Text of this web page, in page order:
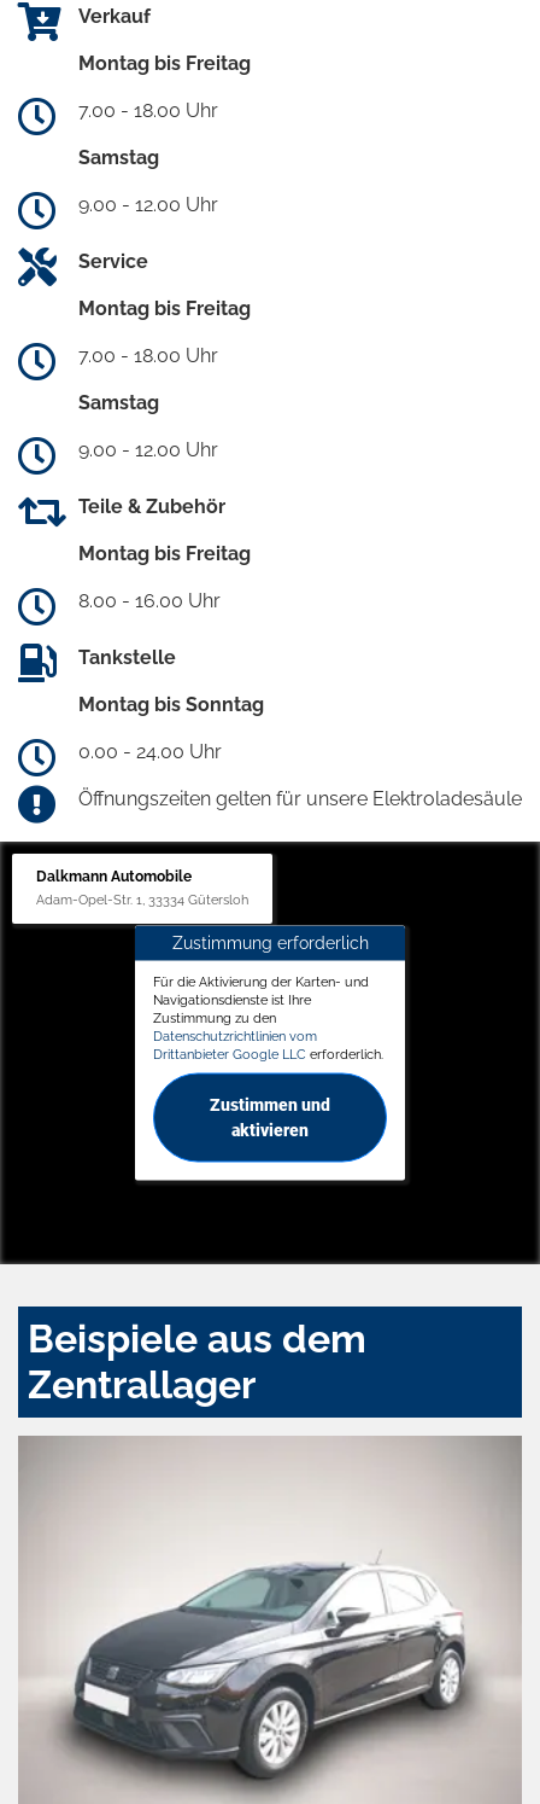
Verkauf
Montag bis Freitag
7.00 - 18.00 Uhr
Samstag
9.00 - 12.00 Uhr
Service
Montag bis Freitag
7.00 - 18.00 Uhr
Samstag
9.00 - 12.00 Uhr
Teile & Zubehör
Montag bis Freitag
8.00 - 16.00 Uhr
Tankstelle
Montag bis Sonntag
0.00 - 24.00 Uhr
Öffnungszeiten gelten für unsere Elektroladesäule
Dalkmann Automobile
Adam-Opel-Str. 1, 33334 Gütersloh
Zustimmung erforderlich
Für die Aktivierung der Karten- und
Navigationsdienste ist Ihre
Zustimmung zu den
Datenschutzrichtlinien vom
Drittanbieter Google LLC erforderlich.
Zustimmen und
aktivieren
Beispiele aus dem
Zentrallager